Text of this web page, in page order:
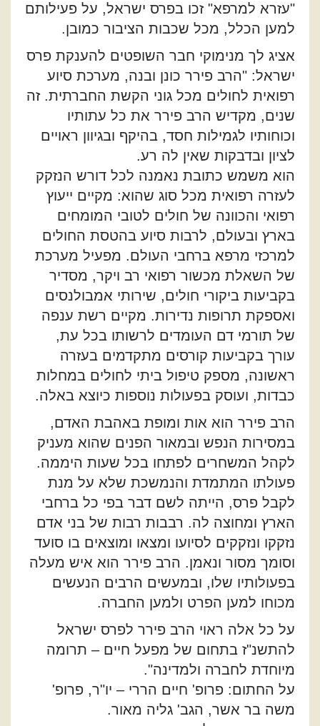
"עזרא למרפא" זכו בפרס ישראל, על פעילותם
למען הכלל, מכל שכבות הציבור כמובן.
אציג לך מנימוקי חבר השופטים להענקת פרס
ישראל: "הרב פירר כונן ובנה, מערכת סיוע
רפואית לחולים מכל גוני הקשת החברתית. זה
שנים, מקדיש הרב פירר את כל עתותיו
וכוחותיו לגמילות חסד, בהיקף ובגיוון ראויים
לציון ובדבקות שאין לה רע.
הוא משמש כתובת נאמנה לכל דורש הנזקק
לעזרה רפואית מכל סוג שהוא: מקיים ייעוץ
רפואי והכוונה של חולים לטובי המומחים
בארץ ובעולם, לרבות סיוע בהטסת החולים
למרכזי מרפא ברחבי העולם. מפעיל מערכת
של השאלת מכשור רפואי רב ויקר, מסדיר
בקביעות ביקורי חולים, שירותי אמבולנסים
ואספקת תרופות נדירות. מקיים רשת ענפה
של תורמי דם העומדים לרשותו בכל עת,
עורך בקביעות קורסים מתקדמים בעזרה
ראשונה, מספק טיפול ביתי לחולים במחלות
כבדות, ועוסק בפעולות נוספות כיוצא באלה.
הרב פירר הוא אות ומופת באהבת האדם,
במסירות הנפש ובמאור הפנים שהוא מעניק
לקהל המשחרים לפתחו בכל שעות היממה.
פעולתו המתמדת והנמשכת שלא על מנת
לקבל פרס, הייתה לשם דבר בפי כל ברחבי
הארץ ומחוצה לה. רבבות רבות של בני אדם
נזקקו ונזקקים לסיועו ומצאו ומוצאים בו סועד
וסומך מסור ונאמן. הרב פירר הוא איש מעלה
בפעולותיו שלו, ובמעשים הרבים הנעשים
מכוחו למען הפרט ולמען החברה.
על כל אלה ראוי הרב פירר לפרס ישראל
להתשנ"ז בתחום של מפעל חיים – תרומה
מיוחדת לחברה ולמדינה".
על החתום: פרופ' חיים הררי – יו"ר, פרופ'
משה בר אשר, הגב' גליה מאור.